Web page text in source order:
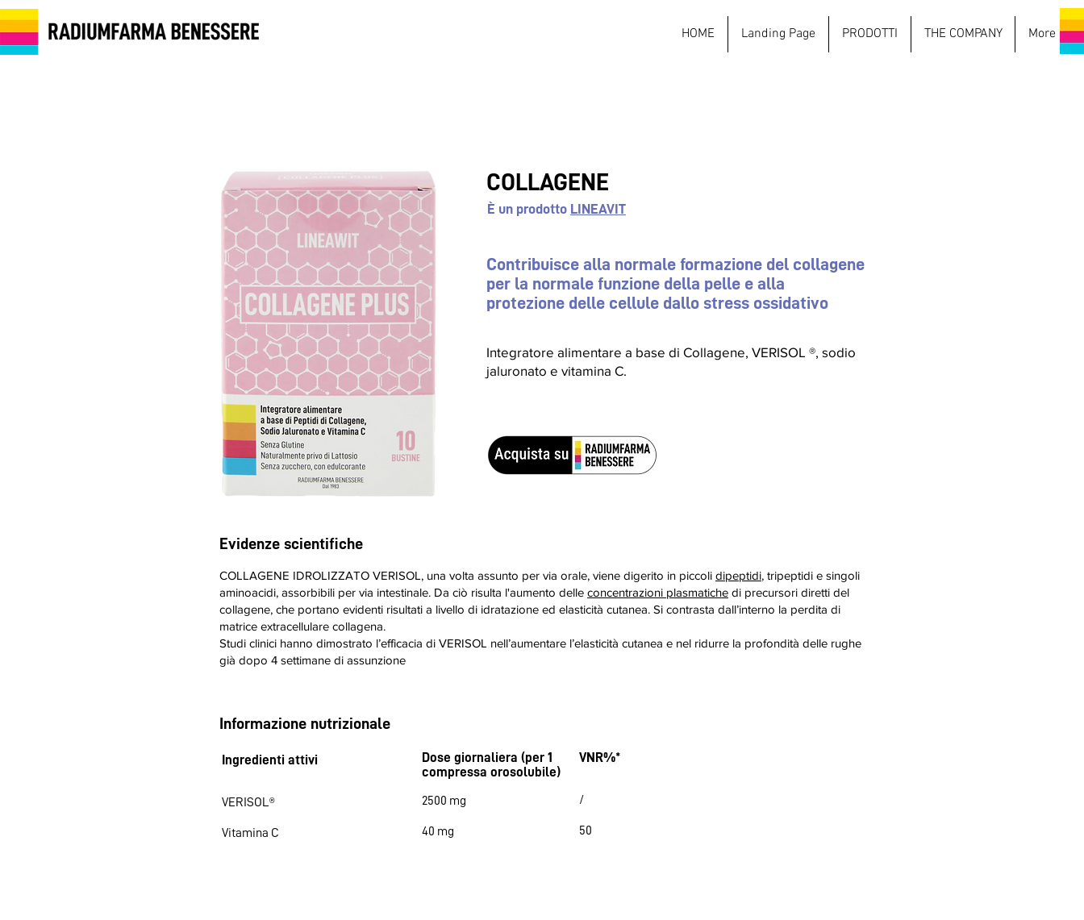
HOME Landing Page PRODOTTI THE COMPANY More
COLLAGENE
È un prodotto LINEAVIT
Contribuisce alla normale formazione del collagene
per la normale funzione della pelle e alla
protezione delle cellule dallo stress ossidativo
Integratore alimentare a base di Collagene, VERISOL ®, sodio
jaluronato e vitamina C.
​Evidenze scientifiche
COLLAGENE IDROLIZZATO VERISOL, una volta assunto per via orale, viene digerito in piccoli dipeptidi, tripeptidi e singoli
aminoacidi, assorbibili per via intestinale. Da ciò risulta l'aumento delle concentrazioni plasmatiche di precursori diretti del
collagene, che portano evidenti risultati a livello di idratazione ed elasticità cutanea. Si contrasta dall’interno la perdita di
matrice extracellulare collagena.
Studi clinici hanno dimostrato l’efficacia di VERISOL nell’aumentare l’elasticità cutanea e nel ridurre la profondità delle rughe
già dopo 4 settimane di assunzione
​Informazione nutrizionale
Dose giornaliera (per 1
compressa orosolubile)
2500 mg
40 mg
Ingredienti attivi
VERISOL®
Vitamina C
VNR%*
/
50